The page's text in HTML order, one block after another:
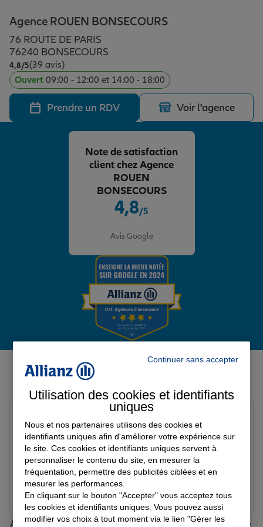
Assurance animal de compagnie
Protection juridique
Plan épargne retraite
Assurance vie
Placements financiers
Investissements immobiliers
Vos projets
Partir en vacances
Déménager
Préparer l’avenir
Conseil assurance
Garantie des accidents de la vie
Assurance scolaire
Protection juridique
Retraite
Tous nos devis d'assurance
Agence ROUEN BONSECOURS
76 ROUTE DE PARIS
76240 BONSECOURS
4,8/5Note de 4.8 sur 5
(39 avis)
Ouvert 09:00 - 12:00 et 14:00 - 18:00
Prendre un RDV Voir l'agence
4,8/5
Avis Google
Note de satisfaction
client chez Agence
ROUEN
BONSECOURS
Avis de l'agence Agence ROUEN
BONSECOURS
Avis sur une période de 6 mois
Note de 5 sur 5
Le 16/07/2026 - Agence ROUEN BONSECOURS
Assurances sérieuse et le personnel ainsi que Mme
Rolain sont d une extrême gentillesse , professionnelle
et compétent Toujours à essayer d arranger ou de
trouver des solutions malgré la distance de l époque (
SUD ) Pour rien au monde je changerais ! Voiture //
habitation et bien d autres sont la bas . Les yeux
Prendre un RDV Voir l'agence
Continuer sans accepter
Utilisation des cookies et identifiants
uniques
Nous et nos partenaires utilisons des cookies et
identifiants uniques afin d'améliorer votre expérience sur
le site. Ces cookies et identifiants uniques servent à
personnaliser le contenu du site, en mesurer la
fréquentation, permettre des publicités ciblées et en
mesurer les performances.
En cliquant sur le bouton "Accepter" vous acceptez tous
les cookies et identifiants uniques. Vous pouvez aussi
modifier vos choix à tout moment via le lien "Gérer les